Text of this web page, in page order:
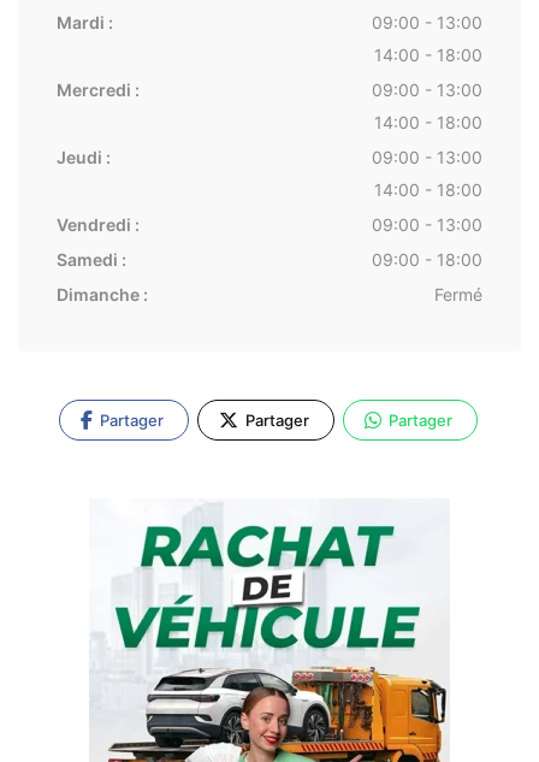
Mardi :
09:00 - 13:00
14:00 - 18:00
Mercredi :
09:00 - 13:00
14:00 - 18:00
Jeudi :
09:00 - 13:00
14:00 - 18:00
Vendredi :
09:00 - 13:00
Samedi :
09:00 - 18:00
Dimanche :
Fermé
Partager Partager Partager